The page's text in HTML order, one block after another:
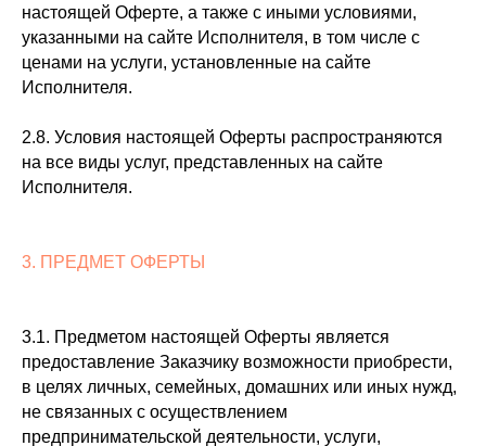
настоящей Оферте, а также с иными условиями,
указанными на сайте Исполнителя, в том числе с
ценами на услуги, установленные на сайте
Исполнителя.
2.8. Условия настоящей Оферты распространяются
на все виды услуг, представленных на сайте
Исполнителя.
3. ПРЕДМЕТ ОФЕРТЫ
3.1. Предметом настоящей Оферты является
предоставление Заказчику возможности приобрести,
в целях личных, семейных, домашних или иных нужд,
не связанных с осуществлением
предпринимательской деятельности, услуги,